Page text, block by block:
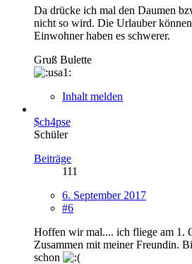
Da drücke ich mal den Daumen
nicht so wird. Die Urlauber
Einwohner haben es schwerer.
Gruß Bulette
Inhalt melden
$ch4pse
Schüler
Beiträge
111
6. September 2017
#6
Hoffen wir mal.... ich fliege am 1.
Zusammen mit meiner Freundin.
schon